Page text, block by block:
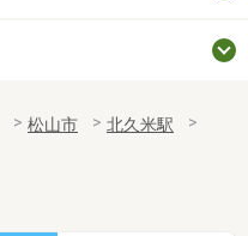
松山市
北久米駅